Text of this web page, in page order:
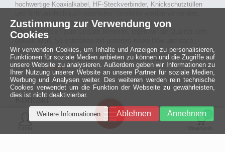
hochwertige Koaxialkabel, HF-Steckverbinder, Knickschutztüllen
Auch an Werkzeuge und Maschinen, die in unserer
Kabelkonfektion zum Einsatz kommen, legen wir auf Qualität sehr
großen Wert. So entstehen mit unserem Know-How und nach
passieren der Endkontrolle langlebige und qualitativ hochwertige
konfektionierte Koaxialkabel für viele Bereiche der
Elektronik.mehr ›
Kontakt
MCE Mauritz Electronics
0
Menü
Ein halbes
Jahrhundert
technologische
Zustimmung zur Verwendung von
Cookies
Wir verwenden Cookies, um Inhalte und Anzeigen zu personalisieren,
Funktionen für soziale Medien anbieten zu können und die Zugriffe auf
unsere Website zu analysieren. Außerdem geben wir Informationen zu
Ihrer Nutzung unserer Website an unsere Partner für soziale Medien,
Werbung und Analysen weiter. Des weiteren werden rein technische
Cookies verwendet um die Funktion der Webseite zu gewährleisten,
dies ist nicht deaktivierbar.
Annehmen
Ablehnen
Weitere Informationen